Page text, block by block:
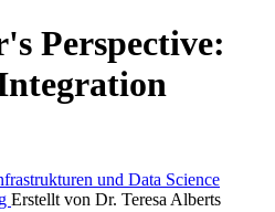
Perspective:
und Data Science
Erstellt von Dr. Teresa Alberts